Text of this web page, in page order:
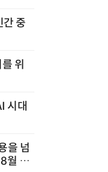
중
위
시대
을 넘
월 실